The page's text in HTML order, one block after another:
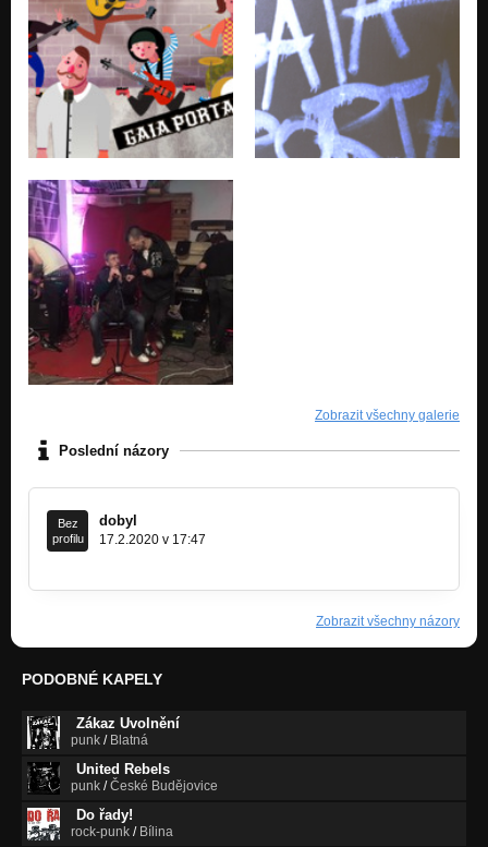
Zobrazit všechny galerie
Poslední názory
Bez
profilu
dobyl
17.2.2020 v 17:47
Zobrazit všechny názory
PODOBNÉ KAPELY
Zákaz Uvolnění
punk / Blatná
United Rebels
punk /České Budějovice
Do řady!
rock-punk / Bílina